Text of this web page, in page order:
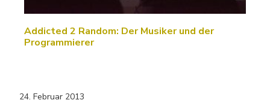
Addicted 2 Random: Der Musiker und der
Programmierer
24. Februar 2013